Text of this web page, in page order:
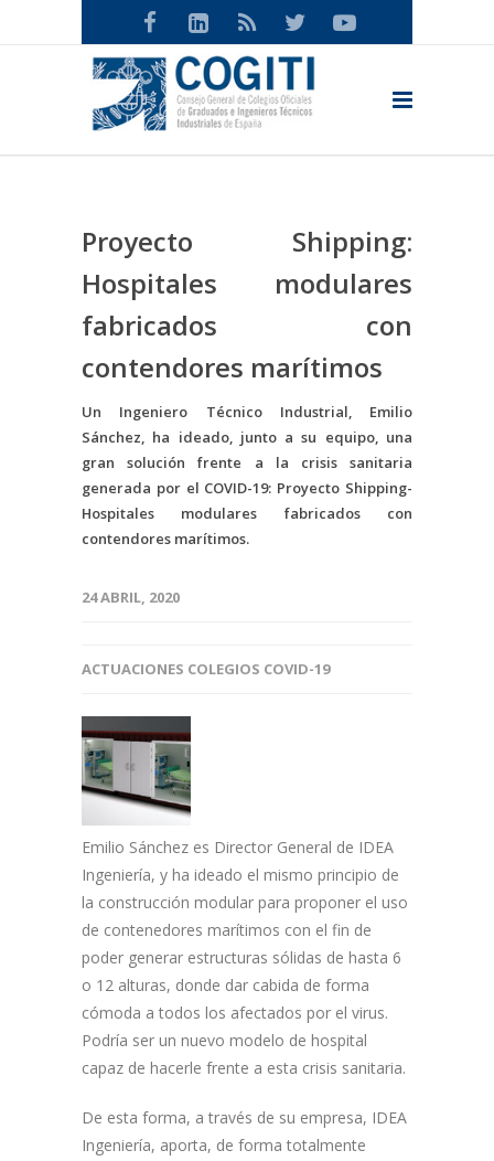
Proyecto Shipping:
Hospitales modulares
fabricados con
contendores marítimos
Un Ingeniero Técnico Industrial, Emilio
Sánchez, ha ideado, junto a su equipo, una
gran solución frente a la crisis sanitaria
generada por el COVID-19: Proyecto Shipping-
Hospitales modulares fabricados con
contendores marítimos.
24 ABRIL, 2020
ACTUACIONES COLEGIOS COVID-19
Emilio Sánchez es Director General de IDEA
Ingeniería, y ha ideado el mismo principio de
la construcción modular para proponer el uso
de contenedores marítimos con el fin de
poder generar estructuras sólidas de hasta 6
o 12 alturas, donde dar cabida de forma
cómoda a todos los afectados por el virus.
Podría ser un nuevo modelo de hospital
capaz de hacerle frente a esta crisis sanitaria.
De esta forma, a través de su empresa, IDEA
Ingeniería, aporta, de forma totalmente